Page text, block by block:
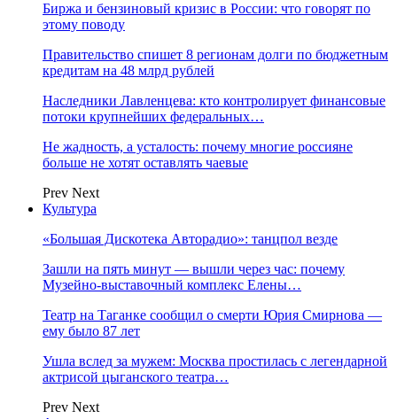
Биржа и бензиновый кризис в России: что говорят по
этому поводу
Правительство спишет 8 регионам долги по бюджетным
кредитам на 48 млрд рублей
Наследники Лавленцева: кто контролирует финансовые
потоки крупнейших федеральных…
Не жадность, а усталость: почему многие россияне
больше не хотят оставлять чаевые
Prev Next
Культура
«Большая Дискотека Авторадио»: танцпол везде
Зашли на пять минут — вышли через час: почему
Музейно-выставочный комплекс Елены…
Театр на Таганке сообщил о смерти Юрия Смирнова —
ему было 87 лет
Ушла вслед за мужем: Москва простилась с легендарной
актрисой цыганского театра…
Prev Next